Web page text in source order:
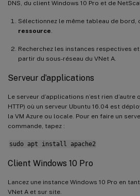
DNS, du client Windows 10 Pro et de
Sélectionnez le même tableau de bord,
ressource
Recherchez les instances respectives
partir du sous-réseau du VNet A.
Serveur d’applications
Le serveur d’applications n’est rien
HTTP) où un serveur Ubuntu 16.04 est
la VM Azure ou locale. Pour en faire un
commande, tapez :
sudo apt install apache2
Client Windows 10 Pro
Lancez une instance Windows 10 Pro en
VNet A et sur site.